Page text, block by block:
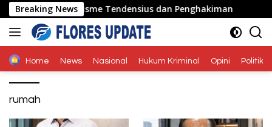
Langsung
ke
konten
Breaking News
Jurnalisme Tendensius dan Penghakiman
Home News Nasional Hukum Kriminal Opini Politik
rumah